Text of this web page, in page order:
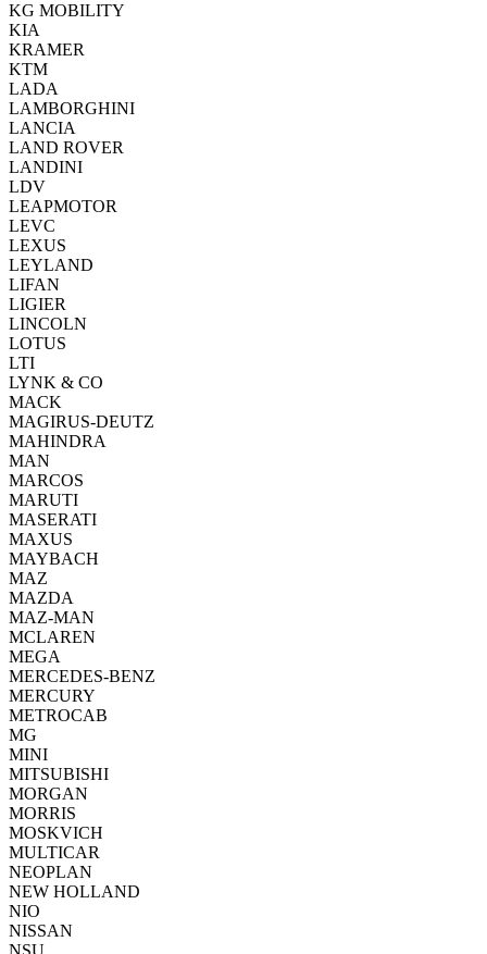
KG MOBILITY
KIA
KRAMER
KTM
LADA
LAMBORGHINI
LANCIA
LAND ROVER
LANDINI
LDV
LEAPMOTOR
LEVC
LEXUS
LEYLAND
LIFAN
LIGIER
LINCOLN
LOTUS
LTI
LYNK & CO
MACK
MAGIRUS-DEUTZ
MAHINDRA
MAN
MARCOS
MARUTI
MASERATI
MAXUS
MAYBACH
MAZ
MAZDA
MAZ-MAN
MCLAREN
MEGA
MERCEDES-BENZ
MERCURY
METROCAB
MG
MINI
MITSUBISHI
MORGAN
MORRIS
MOSKVICH
MULTICAR
NEOPLAN
NEW HOLLAND
NIO
NISSAN
NSU